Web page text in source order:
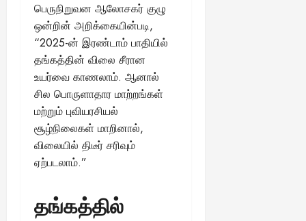
பெருநிறுவன ஆலோசகர் குழு
ஒன்றின் அறிக்கையின்படி,
“2025-ன் இரண்டாம் பாதியில்
தங்கத்தின் விலை சீரான
உயர்வை காணலாம். ஆனால்
சில பொருளாதார மாற்றங்கள்
மற்றும் புவியரசியல்
சூழ்நிலைகள் மாறினால்,
விலையில் திடீர் சரிவும்
ஏற்படலாம்.”
தங்கத்தில்